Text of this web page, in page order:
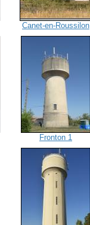
Canet-en-Roussilon
Fronton 1